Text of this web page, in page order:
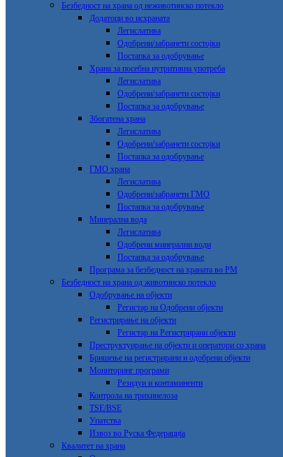
Безбедност на храна од неживотинско потекло
Додатоци во исхраната
Легислатива
Одобрени/забранети состојки
Постапка за одобрување
Храна за посебна нутритивна употреба
Легислатива
Одобрени/забранети состојки
Постапка за одобрување
Збогатена храна
Легислатива
Одобрени/забранети состојки
Постапка за одобрување
ГМО храна
Легислатива
Одобрени/забранети ГМО
Постапка за одобрување
Минерална вода
Легислатива
Одобрени минерални води
Постапка за одобрување
Програма за безбедност на храната во РМ
Безбедност на храна од животинско потекло
Одобрување на објекти
Регистар на Одобрени објекти
Регистрирање на објекти
Регистар на Регистрирани објекти
Преструктуирање на објекти и оператори со храна
Бришење на регистрирани и одобрени објекти
Мониторинг програми
Резидуи и контаминенти
Контрола на трихинелоза
TSE/BSE
Упатства
Извоз во Руска Федерација
Квалитет на храна